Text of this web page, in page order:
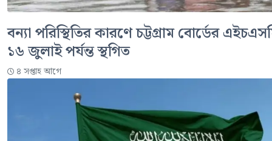
বন্যা পরিস্থিতির কারণে চট্টগ্রাম বোর্ডের
১৬ জুলাই পর্যন্ত স্থগিত
৪ সপ্তাহ আগে